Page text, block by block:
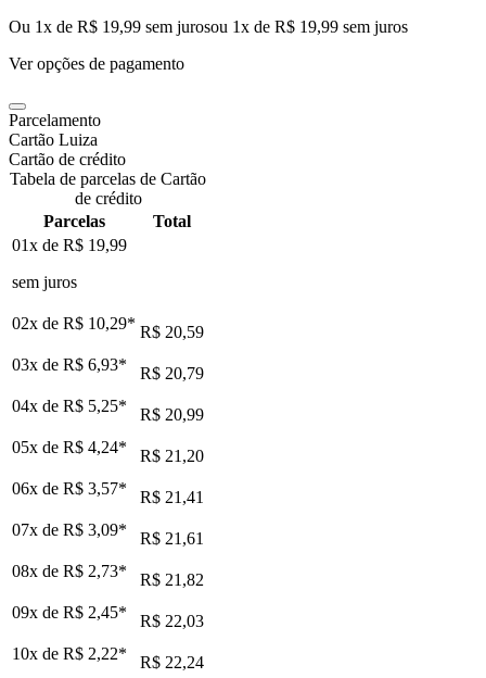
Ou 1x de R$ 19,99 sem jurosou 1x de R$ 19,99 sem juros
Ver opções de pagamento
Parcelamento
Cartão Luiza
Cartão de crédito
Tabela de parcelas de Cartão
de crédito
Parcelas
Total
01x de R$ 19,99
sem juros
02x de R$ 10,29* R$ 20,59
03x de R$ 6,93*
R$ 20,79
04x de R$ 5,25*
R$ 20,99
05x de R$ 4,24*
R$ 21,20
06x de R$ 3,57*
R$ 21,41
07x de R$ 3,09*
R$ 21,61
08x de R$ 2,73*
R$ 21,82
09x de R$ 2,45*
R$ 22,03
10x de R$ 2,22*
R$ 22,24